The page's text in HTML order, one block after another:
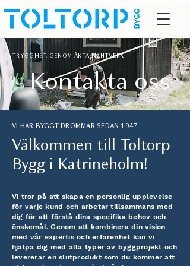
TRYGGHET GENOM ÄKTA HANTVERK
//Kontakta oss
VI HAR BYGGT DRÖMMAR SEDAN 1947
Välkommen till Toltorp
Bygg i Katrineholm!
Vi tror på att skapa en personlig upplevelse
för varje kund och arbetar tillsammans med
dig för att förstå dina specifika behov och
önskemål. Genom att kombinera din vision
med vår expertis och erfarenhet kan vi
hjälpa dig med alla typer av byggprojekt och
levererar en slutprodukt som du kommer att